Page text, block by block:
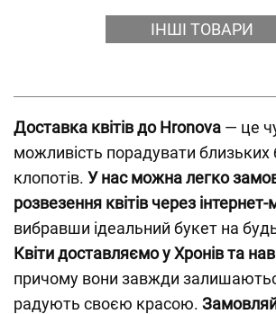
ІНШІ ТОВАРИ
Доставка квітів до Hronova — це
можливість порадувати близьких
клопотів. У нас можна легко
розвезення квітів через
вибравши ідеальний букет на
Квіти доставляємо у Хронів та
причому вони завжди
радують своєю красою.